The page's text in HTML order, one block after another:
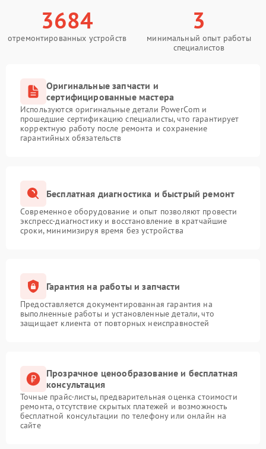
3684
отремонтированных устройств
3
минимальный опыт работы
специалистов
Оригинальные запчасти и
сертифицированные мастера
Используются оригинальные детали PowerCom и
прошедшие сертификацию специалисты, что гарантирует
корректную работу после ремонта и сохранение
гарантийных обязательств
Бесплатная диагностика и быстрый ремонт
Современное оборудование и опыт позволяют провести
экспресс-диагностику и восстановление в кратчайшие
сроки, минимизируя время без устройства
Гарантия на работы и запчасти
Предоставляется документированная гарантия на
выполненные работы и установленные детали, что
защищает клиента от повторных неисправностей
Прозрачное ценообразование и бесплатная
консультация
Точные прайс-листы, предварительная оценка стоимости
ремонта, отсутствие скрытых платежей и возможность
бесплатной консультации по телефону или онлайн на
сайте